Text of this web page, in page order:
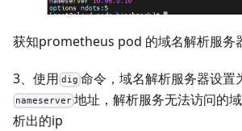
获知prometheus pod 的域名解析服务
3、使用 dig 命令，域名解析服务器设
nameserver 地址，解析服务无法访问的
析出的ip